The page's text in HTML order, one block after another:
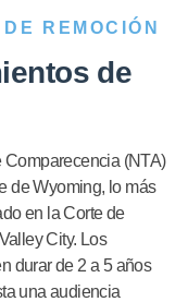
REMOCIÓN
de
Comparecencia (NTA)
de Wyoming, lo más
en la Corte de
City. Los
durar de 2 a 5 años
una audiencia